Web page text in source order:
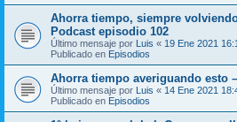
Ahorra tiempo, siempre
Podcast episodio 102
Último mensaje por Luis « 19 Ene 2021
Publicado en Episodios
Ahorra tiempo averiguando esto
Último mensaje por Luis « 14 Ene 2021
Publicado en Episodios